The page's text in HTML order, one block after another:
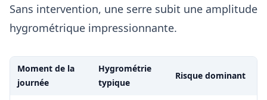
Sans intervention, une serre subit une amplitude
hygrométrique impressionnante.
Moment de la
journée
Hygrométrie
typique
Risque dominant